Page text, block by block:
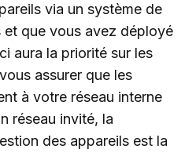
via un système de
et que vous avez déployé
aura la priorité sur les
assurer que les
à votre réseau interne
réseau invité, la
des appareils est la